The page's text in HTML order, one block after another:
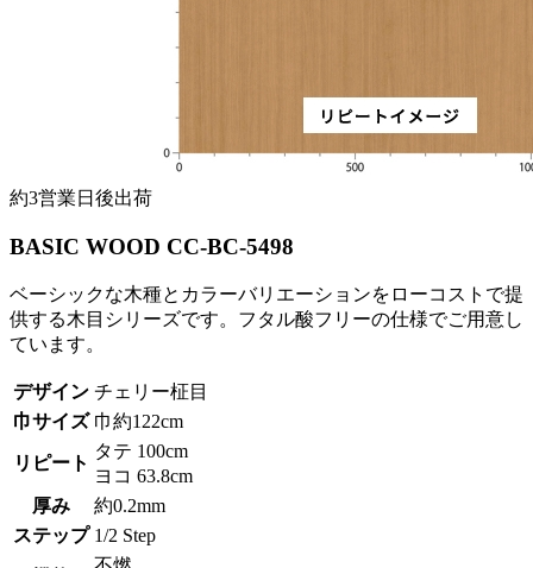
約3営業日後出荷
BASIC WOOD CC-BC-5498
ベーシックな木種とカラーバリエーションをローコストで提
供する木目シリーズです。フタル酸フリーの仕様でご用意し
ています。
デザイン チェリー柾目
巾サイズ 巾約122cm
リピート
タテ 100cm
ヨコ 63.8cm
厚み
約0.2mm
ステップ 1/2 Step